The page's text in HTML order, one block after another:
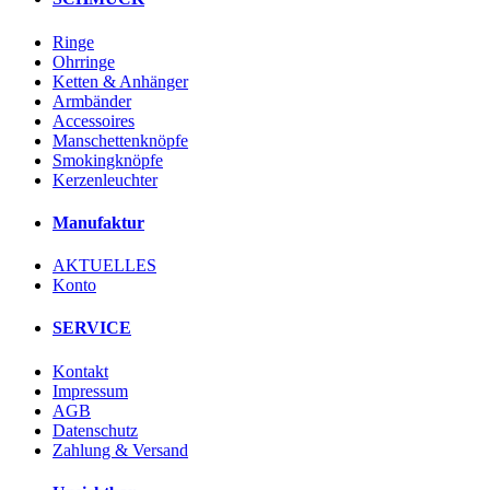
Ringe
Ohrringe
Ketten & Anhänger
Armbänder
Accessoires
Manschettenknöpfe
Smokingknöpfe
Kerzenleuchter
Manufaktur
AKTUELLES
Konto
SERVICE
Kontakt
Impressum
AGB
Datenschutz
Zahlung & Versand